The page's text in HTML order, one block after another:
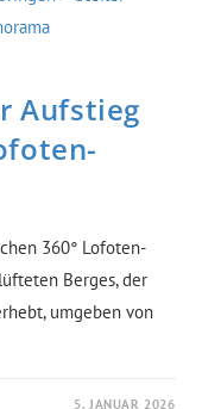
Aufstieg
360° Lofoten-
Berges, der
umgeben von
5. JANUAR 2026